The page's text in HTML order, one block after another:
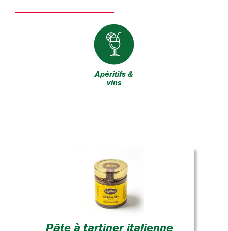
Apéritifs &
vins
Pâte à tartiner italienne